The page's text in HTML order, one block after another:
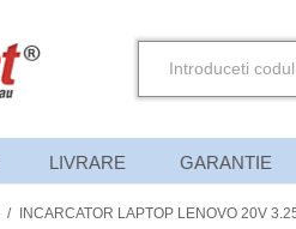
LIVRARE GARANTIE
/ INCARCATOR LAPTOP LENOVO 20V